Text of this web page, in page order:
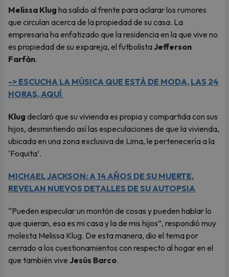
Melissa Klug ha salido al frente para aclarar los rumores
que circulan acerca de la propiedad de su casa. La
empresaria ha enfatizado que la residencia en la que vive no
es propiedad de su expareja, el futbolistaJefferson
Farfán.
-> ESCUCHA LA MÚSICA QUE ESTÁ DE MODA, LAS 24
HORAS, AQUÍ
Klug declaró que su vivienda es propia y compartida con sus
hijos, desmintiendo así las especulaciones de que la vivienda,
ubicada en una zona exclusiva de Lima, le pertenecería a la
‘Foquita’.
MICHAEL JACKSON: A 14 AÑOS DE SU MUERTE,
REVELAN NUEVOS DETALLES DE SU AUTOPSIA
“Pueden especular un montón de cosas y pueden hablar lo
que quieran, esa es mi casa y la de mis hijos”, respondió muy
molesta Melissa Klug. De esta manera, dio el tema por
cerrado a los cuestionamientos con respecto al hogar en el
que también vive Jesús Barco.